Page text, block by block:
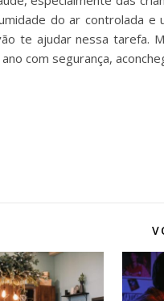
do ar controlada
te ajudar nessa tarefa.
com segurança,